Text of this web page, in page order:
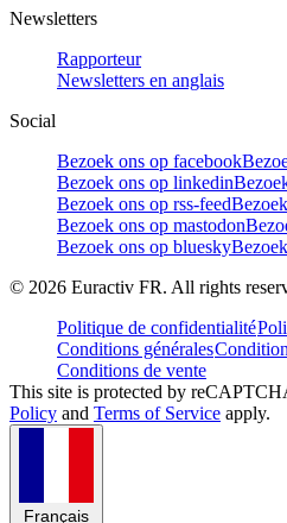
Newsletters
Rapporteur
Newsletters en anglais
Social
Bezoek ons op facebook
Bezoek ons op linkedin
Bezoek ons op rss-feed
Bezoek ons op mastodon
Bezoek ons op bluesky
© 2026 Euractiv FR. All rights
Politique de confidentialité
Conditions générales
Conditions de vente
This site is protected by
Policy and Terms of Service apply.
Français